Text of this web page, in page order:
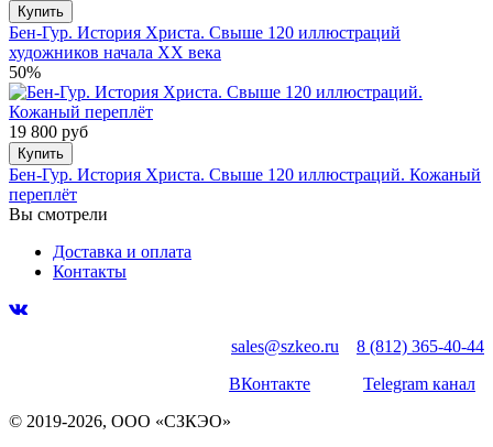
Купить
Бен-Гур. История Христа. Свыше 120 иллюстраций
художников начала ХХ века
50%
19 800 руб
Купить
Бен-Гур. История Христа. Свыше 120 иллюстраций. Кожаный
переплёт
Вы смотрели
Доставка и оплата
Контакты
sales@szkeo.ru
8 (812) 365-40-44
ВКонтакте
Telegram канал
© 2019-2026, ООО «СЗКЭО»